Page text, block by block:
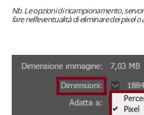
Nb. Le opzioni di ricampionamento,
fare nell’eventualità di eliminare dei pixel o